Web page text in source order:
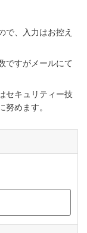
で、入力はお控え
ですがメールにて
セキュリティー技
めます。